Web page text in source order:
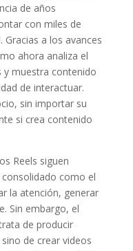
de años
con miles de
Gracias a los avances
ahora analiza el
muestra contenido
de interactuar.
sin importar su
si crea contenido
Reels siguen
como el
la atención, generar
Sin embargo, el
de producir
de crear videos